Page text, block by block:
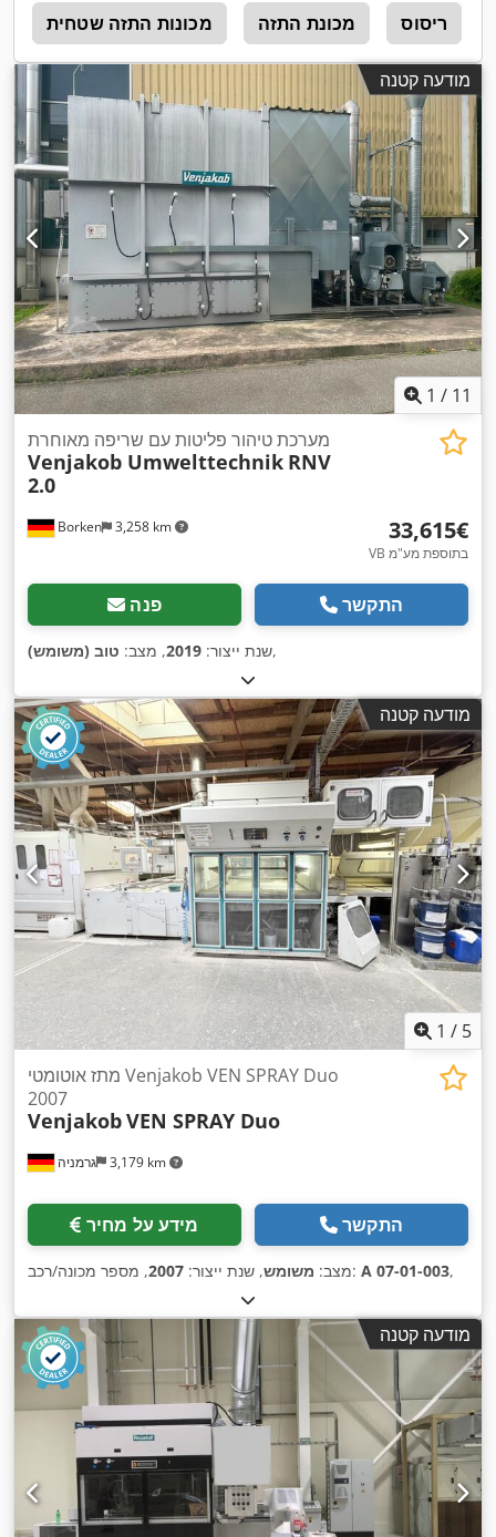
מכונות התזה שטחית מכונת התזה ריסוס
מודעה קטנה
1 / 11
Borken 3,258 km
מערכת טיהור פליטות עם שריפה מאוחרת
Venjakob Umwelttechnik RNV
2.0
‏33,615 ‏€
VB בתוספת מע"מ
פנה התקשר
שנת ייצור: 2019, מצב: טוב (משומש) ,
מודעה קטנה
1 / 5
גרמניה 3,179 km
מתז אוטומטי Venjakob VEN SPRAY Duo
2007
VenjakobVEN SPRAY Duo
מידע על מחיר התקשר
מצב: משומש, שנת ייצור: 2007 , מספר מכונה/רכב: A 07-01-003,
מודעה קטנה